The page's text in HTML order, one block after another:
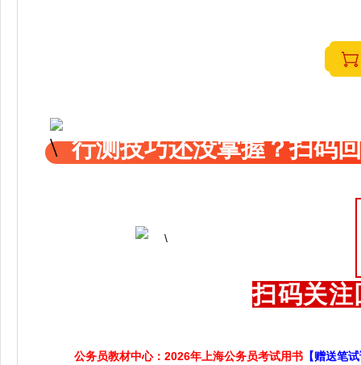
行测技巧还没掌握？扫码
扫码关注
公务员教材中心：2026年上海公务员考试用书 【赠送笔